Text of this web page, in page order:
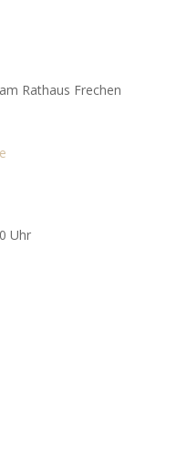
Rathaus Frechen
Uhr